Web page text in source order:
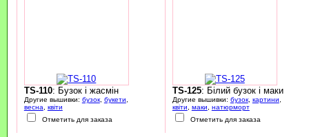
TS-110: Бузок і жасмін
Другие вышивки: бузок, букети
весна
квіти
Отметить для заказа
TS-125: Білий бузок і маки
Другие вышивки: бузок, картини
квіти
маки
натюрморт
Отметить для заказа